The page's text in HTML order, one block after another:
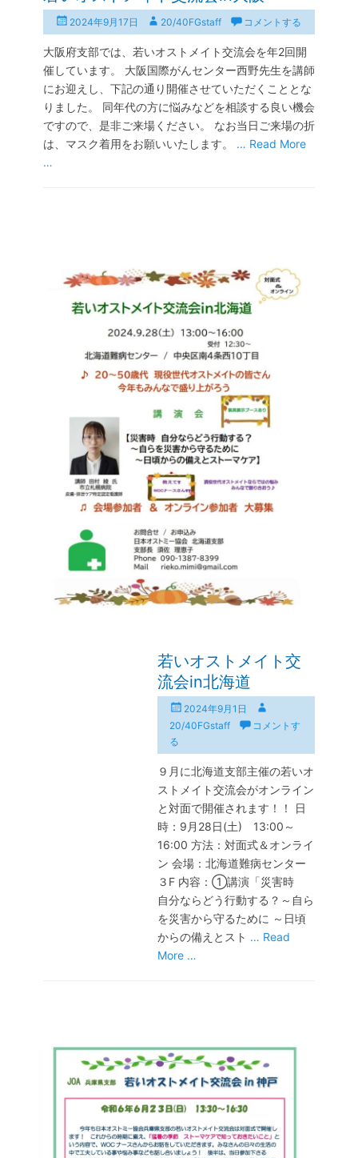
投
稿
日
2024年9月17日
投
稿
者
20/40FGstaff コメントする
大阪府支部では、若いオストメイト交流会を年2回開
催しています。 大阪国際がんセンター西野先生を講師
にお迎えし、下記の通り開催させていただくこととな
りました。 同年代の方に悩みなどを相談する良い機会
ですので、是非ご来場ください。 なお当日ご来場の折
は、マスク着用をお願いいたします。 … Read More
…
若いオストメイト交
流会in北海道
投
稿
日
2024年9月1日
投
稿
20/40FGstaff
コメントす
る
９月に北海道支部主催の若いオ
ストメイト交流会がオンライン
と対面で開催されます！！ 日
時：9月28日(土) 13:00～
16:00 方法：対面式＆オンライ
ン 会場：北海道難病センター
３F 内容：①講演「災害時
自分ならどう行動する？～自ら
を災害から守るために ～日頃
からの備えとスト … Read
More …